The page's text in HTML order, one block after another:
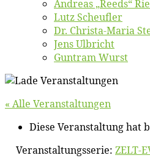
An­dre­as „Reeds“
Lutz Scheuf­ler
Dr. Chris­­ta-Ma­ria
Jens Ulb­richt
Gun­tram Wurst
« Alle Veranstaltungen
Diese Veranstaltung hat
Veranstaltungsserie: ZELT-